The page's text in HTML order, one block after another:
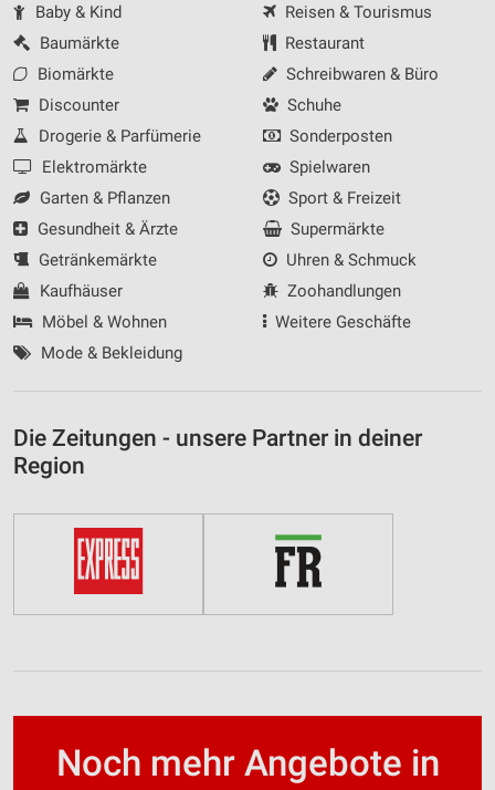
Baby & Kind
Baumärkte
Biomärkte
Discounter
Drogerie & Parfümerie
Elektromärkte
Garten & Pflanzen
Gesundheit & Ärzte
Getränkemärkte
Kaufhäuser
Möbel & Wohnen
Mode & Bekleidung
Reisen & Tourismus
Restaurant
Schreibwaren & Büro
Schuhe
Sonderposten
Spielwaren
Sport & Freizeit
Supermärkte
Uhren & Schmuck
Zoohandlungen
Weitere Geschäfte
Die Zeitungen - unsere Partner in deiner
Region
Noch mehr Angebote in